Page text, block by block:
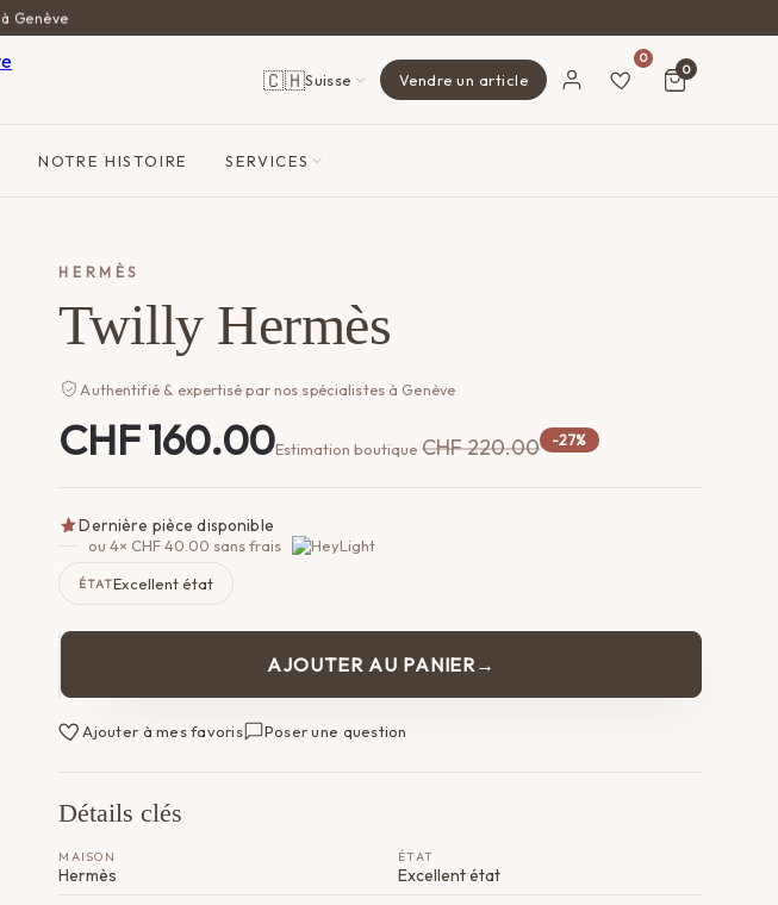
Genève
🇨🇭Suisse Vendre un article
0
0
NOTRE HISTOIRE SERVICES
HERMÈS
Twilly Hermès
Authentifié & expertisé par nos spécialistes à Genève
CHF160.00Estimation boutique CHF220.00 -27%
Dernière pièce disponible
ou 4× CHF40.00 sans frais
ÉTATExcellent état
de
Twilly
Hermès
AJOUTER AU PANIER
Ajouter à mes favoris Poser une question
Détails clés
MAISON
Hermès
ÉTAT
Excellent état